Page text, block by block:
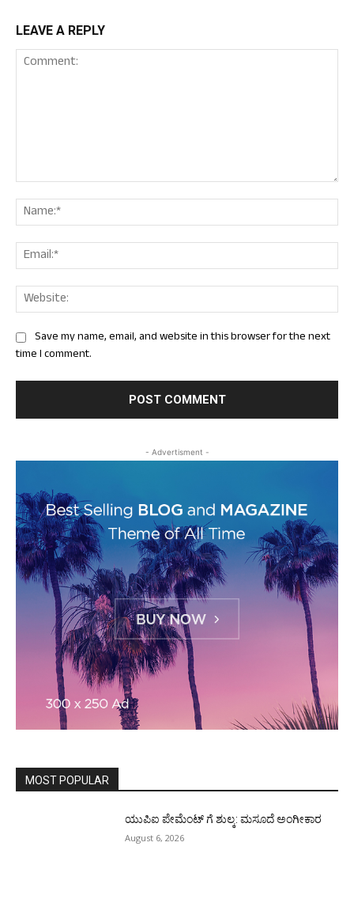
LEAVE A REPLY
Save my name, email, and website in this browser for the next
time I comment.
- Advertisment -
MOST POPULAR
ಯುಪಿಐ ಪೇಮೆಂಟ್ ಗೆ ಶುಲ್ಕ: ಮಸೂದೆ ಅಂಗೀಕಾರ
August 6, 2026